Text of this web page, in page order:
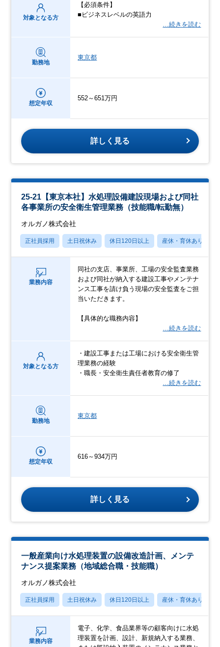
対象となる方
【必須条件】
■ビジネスレベルの英語力
…続きを読む
勤務地
東京都
想定年収
552～651万円
詳しく見る
25-21【東京本社】水処理設備建設現場および同社
各事業所の安全衛生管理業務（技能職/転勤無）
オルガノ株式会社
正社員採用 土日祝休み 休日120日以上 産休・育休あり
業務内容
同社の支店、事業所、工場の安全監査業務
および同社が納入する建設工事やメンテナ
ンス工事を請け負う現場の安全監査をご担
当いただきます。
【具体的な職務内容】
…続きを読む
対象となる方
・建設工事または工場における安全衛生管
理業務の経験
・職長・安全衛生責任者教育の修了
…続きを読む
勤務地
東京都
想定年収
616～934万円
詳しく見る
一般産業向け水処理装置の設備改造計画、メンテ
ナンス提案業務（地域総合職・技能職）
オルガノ株式会社
正社員採用 土日祝休み 休日120日以上 産休・育休あり
業務内容
電子、化学、食品業界等の顧客向けに水処
理装置を計画、設計、新規納入する業務、